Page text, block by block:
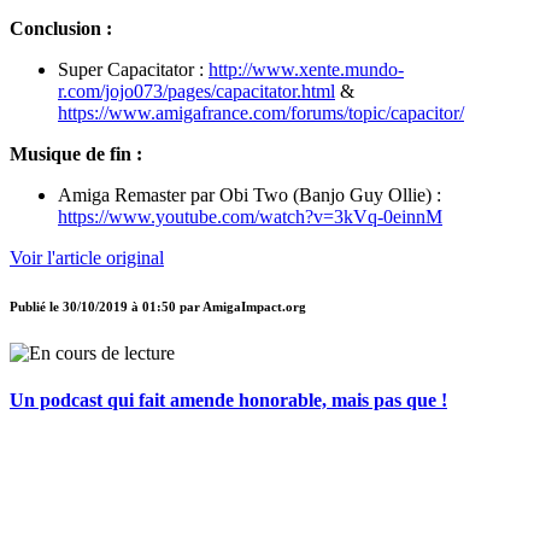
Conclusion :
Super Capacitator : http://www.xente.mundo-
r.com/jojo073/pages/capacitator.html &
https://www.amigafrance.com/forums/topic/capacitor/
Musique de fin :
Amiga Remaster par Obi Two (Banjo Guy Ollie) :
https://www.youtube.com/watch?v=3kVq-0einnM
Voir l'article original
Publié le 30/10/2019 à 01:50 par AmigaImpact.org
Un podcast qui fait amende honorable, mais pas que !